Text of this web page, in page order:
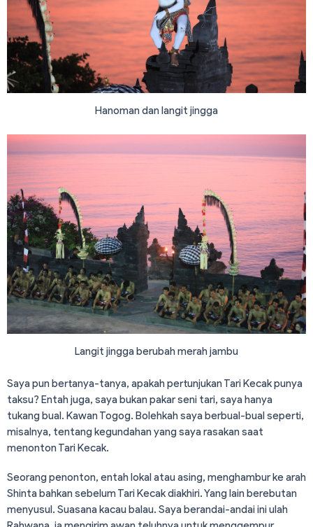
Hanoman dan langit jingga
Langit jingga berubah merah jambu
Saya pun bertanya-tanya, apakah pertunjukan Tari Kecak punya
taksu? Entah juga, saya bukan pakar seni tari, saya hanya
tukang bual. Kawan Togog. Bolehkah saya berbual-bual seperti,
misalnya, tentang kegundahan yang saya rasakan saat
menonton Tari Kecak.
Seorang penonton, entah lokal atau asing, menghambur ke arah
Shinta bahkan sebelum Tari Kecak diakhiri. Yang lain berebutan
menyusul. Suasana kacau balau. Saya berandai-andai ini ulah